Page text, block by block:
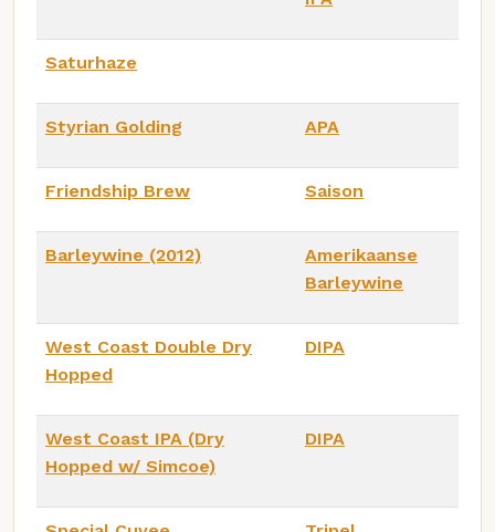
Saturhaze
Styrian Golding APA
Friendship Brew Saison
Barleywine (2012)
Amerikaanse
Barleywine
West Coast Double Dry
Hopped
DIPA
West Coast IPA (Dry
Hopped w/ Simcoe)
DIPA